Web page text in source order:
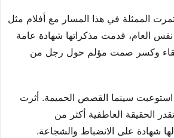
2024، استمرت الممثلة في هذا المسار مع أفلام مثل
العام، قدمت مذكراتها شهادة عامة
وكسر صمت مؤلم حول رجل من
استوعبت سينما القصص الحميمة. أثرت
الحقيقة العاطفية أكثر من
شهادة على الانضباط والشجاعة.